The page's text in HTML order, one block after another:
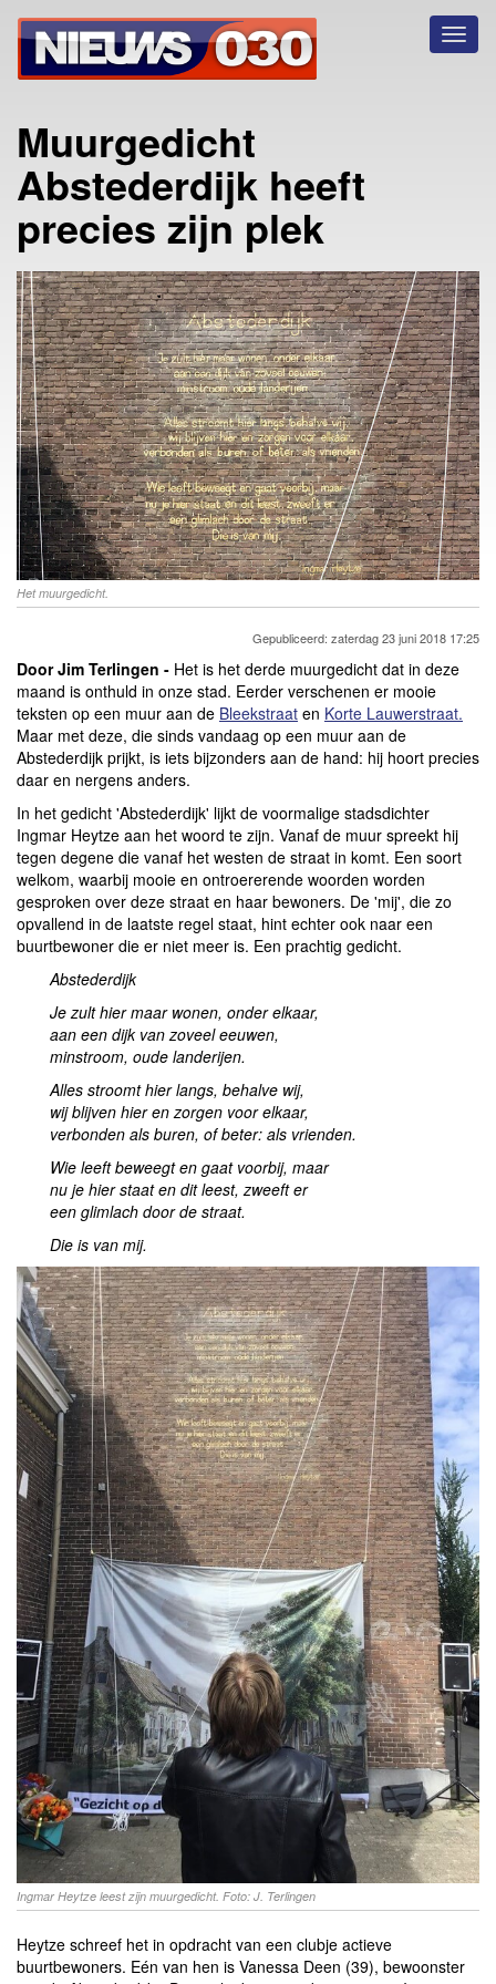
Muurgedicht
Abstederdijk heeft
precies zijn plek
Het muurgedicht.
Gepubliceerd: zaterdag 23 juni 2018 17:25
Door Jim Terlingen - Het is het derde muurgedicht dat in deze
maand is onthuld in onze stad. Eerder verschenen er mooie
teksten op een muur aan de Bleekstraat en Korte Lauwerstraat.
Maar met deze, die sinds vandaag op een muur aan de
Abstederdijk prijkt, is iets bijzonders aan de hand: hij hoort precies
daar en nergens anders.
In het gedicht 'Abstederdijk' lijkt de voormalige stadsdichter
Ingmar Heytze aan het woord te zijn. Vanaf de muur spreekt hij
tegen degene die vanaf het westen de straat in komt. Een soort
welkom, waarbij mooie en ontroererende woorden worden
gesproken over deze straat en haar bewoners. De 'mij', die zo
opvallend in de laatste regel staat, hint echter ook naar een
buurtbewoner die er niet meer is. Een prachtig gedicht.
Abstederdijk
Je zult hier maar wonen, onder elkaar,
aan een dijk van zoveel eeuwen,
minstroom, oude landerijen.
Alles stroomt hier langs, behalve wij,
wij blijven hier en zorgen voor elkaar,
verbonden als buren, of beter: als vrienden.
Wie leeft beweegt en gaat voorbij, maar
nu je hier staat en dit leest, zweeft er
een glimlach door de straat.
Die is van mij.
Ingmar Heytze leest zijn muurgedicht. Foto: J. Terlingen
Heytze schreef het in opdracht van een clubje actieve
buurtbewoners. Eén van hen is Vanessa Deen (39), bewoonster